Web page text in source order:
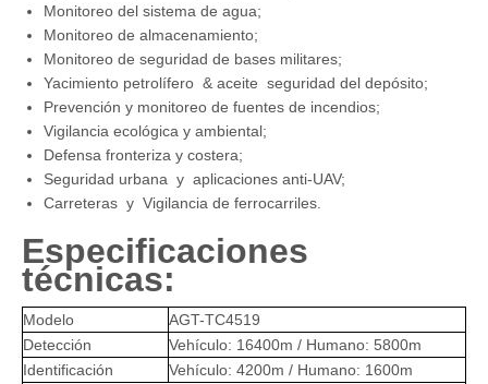
Monitoreo del sistema de agua;
Monitoreo de almacenamiento;
Monitoreo de seguridad de bases militares;
Yacimiento petrolífero & aceite seguridad del depósito;
Prevención y monitoreo de fuentes de incendios;
Vigilancia ecológica y ambiental;
Defensa fronteriza y costera;
Seguridad urbana y aplicaciones anti-UAV;
Carreteras y Vigilancia de ferrocarriles.
Especificaciones
técnicas:
Modelo
AGT-TC4519
Detección
Vehículo: 16400m / Humano: 5800m
Identificación
Vehículo: 4200m / Humano: 1600m